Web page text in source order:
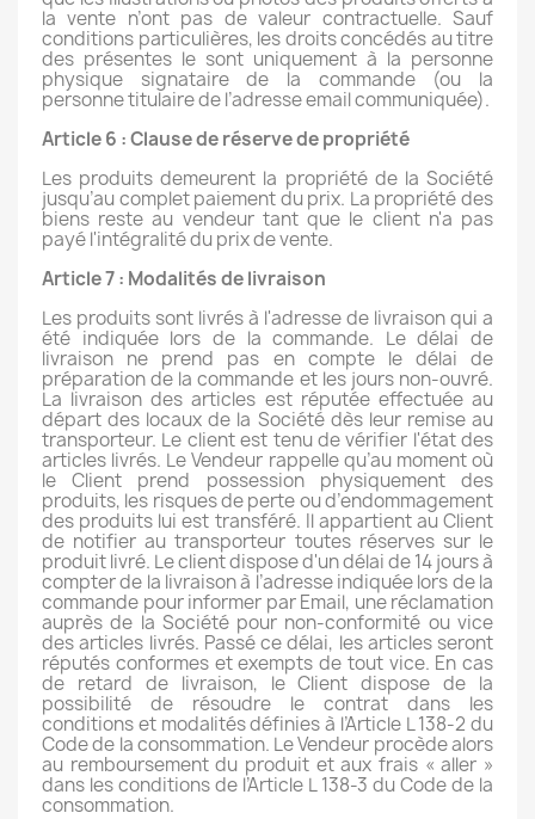
la vente n’ont pas de valeur contractuelle. Sauf
conditions particulières, les droits concédés au titre
des présentes le sont uniquement à la personne
physique signataire de la commande (ou la
personne titulaire de l’adresse email communiquée).
Article 6 : Clause de réserve de propriété
Les produits demeurent la propriété de la Société
jusqu’au complet paiement du prix. La propriété des
biens reste au vendeur tant que le client n'a pas
payé l'intégralité du prix de vente.
Article 7 : Modalités de livraison
Les produits sont livrés à l'adresse de livraison qui a
été indiquée lors de la commande. Le délai de
livraison ne prend pas en compte le délai de
préparation de la commande et les jours non-ouvré.
La livraison des articles est réputée effectuée au
départ des locaux de la Société dès leur remise au
transporteur. Le client est tenu de vérifier l'état des
articles livrés. Le Vendeur rappelle qu’au moment où
le Client prend possession physiquement des
produits, les risques de perte ou d’endommagement
des produits lui est transféré. Il appartient au Client
de notifier au transporteur toutes réserves sur le
produit livré. Le client dispose d'un délai de 14 jours à
compter de la livraison à l’adresse indiquée lors de la
commande pour informer par Email, une réclamation
auprès de la Société pour non-conformité ou vice
des articles livrés. Passé ce délai, les articles seront
réputés conformes et exempts de tout vice. En cas
de retard de livraison, le Client dispose de la
possibilité de résoudre le contrat dans les
conditions et modalités définies à l’Article L 138-2 du
Code de la consommation. Le Vendeur procède alors
au remboursement du produit et aux frais « aller »
dans les conditions de l’Article L 138-3 du Code de la
consommation.